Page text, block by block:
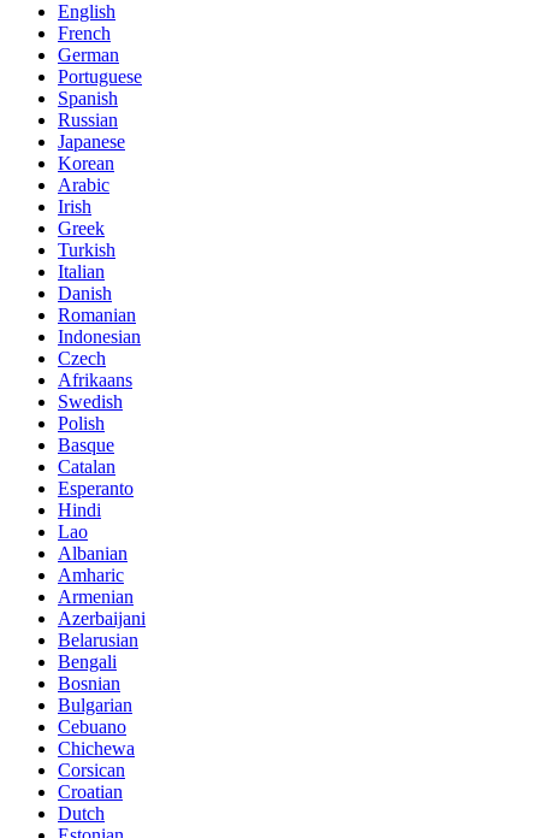
English
French
German
Portuguese
Spanish
Russian
Japanese
Korean
Arabic
Irish
Greek
Turkish
Italian
Danish
Romanian
Indonesian
Czech
Afrikaans
Swedish
Polish
Basque
Catalan
Esperanto
Hindi
Lao
Albanian
Amharic
Armenian
Azerbaijani
Belarusian
Bengali
Bosnian
Bulgarian
Cebuano
Chichewa
Corsican
Croatian
Dutch